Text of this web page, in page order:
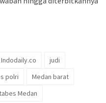
Indodaily.co
judi
polri
Medan barat
Medan